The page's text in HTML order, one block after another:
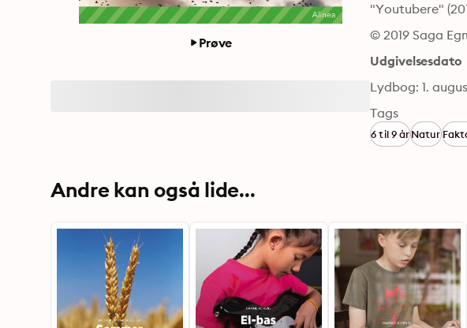
Prøve
"Youtubere"
© 2019 Saga
Udgivelsesdato
Lydbog: 1.
Tags
6 til 9 årNatur
Andre kan også lide...